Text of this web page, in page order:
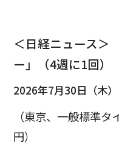
＜日経ニュース
ー」（4週に1回）
2026年7月30日（木）
（東京、一般標準タ
円）